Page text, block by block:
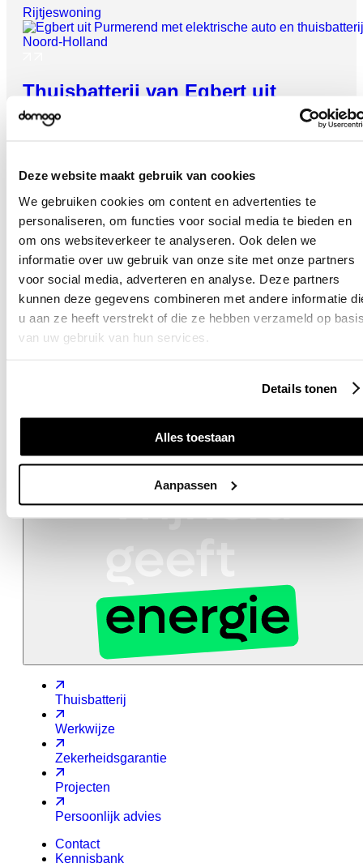
Deze website maakt gebruik van cookies
We gebruiken cookies om content en advertenties te
personaliseren, om functies voor social media te bieden en
om ons websiteverkeer te analyseren. Ook delen we
informatie over uw gebruik van onze site met onze partners
voor social media, adverteren en analyse. Deze partners
kunnen deze gegevens combineren met andere informatie
u aan ze heeft verstrekt of die ze hebben verzameld op
van uw gebruik van hun services.
Details tonen
Alles toestaan
Aanpassen
Rijtjeswoning
Noord-Holland
Thuisbatterij van Egbert uit
Purmerend
Thuisbatterij van Erik uit
Rijtjeswoning
Thuisbatterij
Werkwijze
Zekerheidsgarantie
Projecten
Persoonlijk advies
Contact
Kennisbank
Check wat een thuisbatterij jou kan
opleveren
energiekosten en krijg zekerheid met noodstroom.
✓ 1500 euro gemiddeld rendement
Persoonlijk advies van
Formulier wordt geladen...